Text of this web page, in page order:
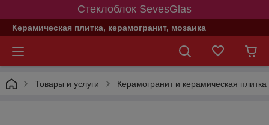
Стеклоблок SevesGlas
Керамическая плитка, керамогранит, мозаика
Товары и услуги Керамогранит и керамическая